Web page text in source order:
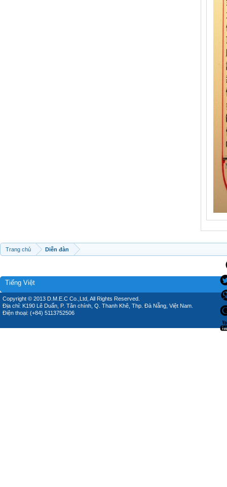
Trang chủ Diễn đàn
Tiếng Việt
Copyright © 2013 D.M.E.C Co.,Ltd, All Rights Reserved.
Địa chỉ: K190 Lê Duẩn, P. Tân chính, Q. Thanh Khê, Thp. Đà Nẵng, Việt Nam.
Điện thoại: (+84) 5113752506